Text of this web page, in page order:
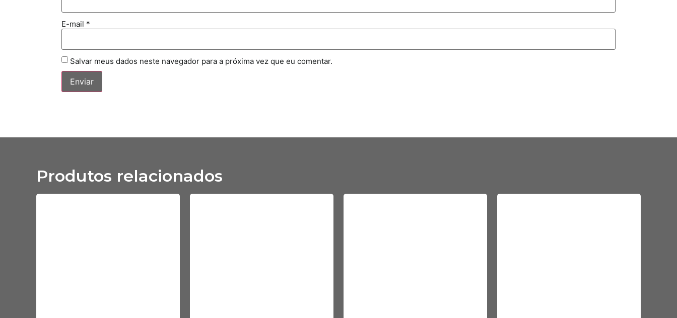
E-mail *
Salvar meus dados neste navegador para a próxima vez que eu comentar.
Produtos relacionados